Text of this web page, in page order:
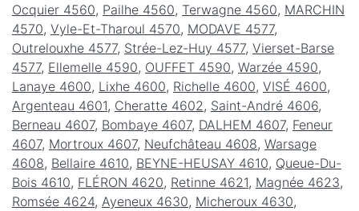
Ocquier 4560, Pailhe 4560, Terwagne 4560, MARCHIN
4570, Vyle-Et-Tharoul 4570, MODAVE 4577,
Outrelouxhe 4577, Strée-Lez-Huy 4577, Vierset-Barse
4577, Ellemelle 4590, OUFFET 4590, Warzée 4590,
Lanaye 4600, Lixhe 4600, Richelle 4600, VISÉ 4600,
Argenteau 4601, Cheratte 4602 , Saint-André 4606,
Berneau 4607, Bombaye 4607, DALHEM 4607, Feneur
4607, Mortroux 4607, Neufchâteau 4608, Warsage
4608, Bellaire 4610, BEYNE-HEUSAY 4610, Queue-Du-
Bois 4610, FLÉRON 4620, Retinne 4621, Magnée 4623,
Romsée 4624, Ayeneux 4630, Micheroux 4630,